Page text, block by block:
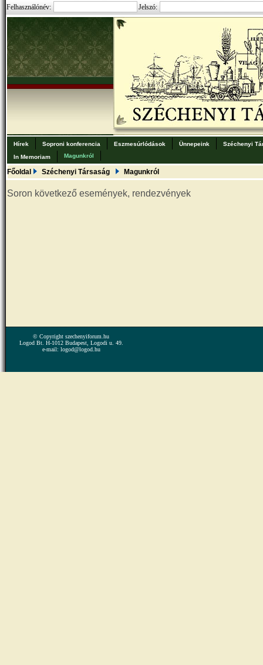
Felhasználónév: Jelszó:
Hírek Soproni konferencia Eszmesúrlódások Ünnepeink
Széchenyi
In Memoriam
Magunkról
Főoldal Széchenyi Társaság Magunkról
Soron következő események, rendezvények
© Copyright szechenyiforum.hu
Logod Bt. H-1012 Budapest, Logodi u. 49.
e-mail: logod@logod.hu